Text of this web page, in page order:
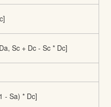
Sc + Dc - Sc * Dc]
- Sa) * Dc]